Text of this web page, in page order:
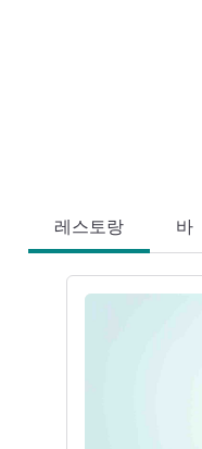
레스토랑 바
세부 정보 보기